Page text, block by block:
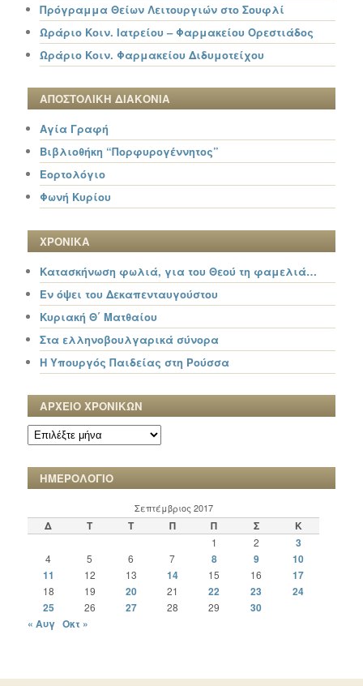
Πρόγραμμα Θείων Λειτουργιών στο Σουφλί
Ωράριο Κοιν. Ιατρείου – Φαρμακείου Ορεστιάδος
Ωράριο Κοιν. Φαρμακείου Διδυμοτείχου
ΑΠΟΣΤΟΛΙΚΗ ΔΙΑΚΟΝΙΑ
Αγία Γραφή
Βιβλιοθήκη “Πορφυρογέννητος”
Εορτολόγιο
Φωνή Κυρίου
ΧΡΟΝΙΚΑ
Κατασκήνωση φωλιά, για του Θεού τη φαμελιά…
Εν όψει του Δεκαπενταυγούστου
Κυριακή Θ΄ Ματθαίου
Στα ελληνοβουλγαρικά σύνορα
Η Υπουργός Παιδείας στη Ρούσσα
ΑΡΧΕΙΟ ΧΡΟΝΙΚΩΝ
ΑΡΧΕΙΟ
ΧΡΟΝΙΚΩΝ
ΗΜΕΡΟΛΟΓΙΟ
Σεπτέμβριος 2017
Δ Τ Τ Π Π Σ Κ
1 2 3
4 5 6 7 8 9
10
11
12 13 14 15 16 17
18 19 20 21 22 23
24
25
26 27 28 29
30
« Αυγ Οκτ »